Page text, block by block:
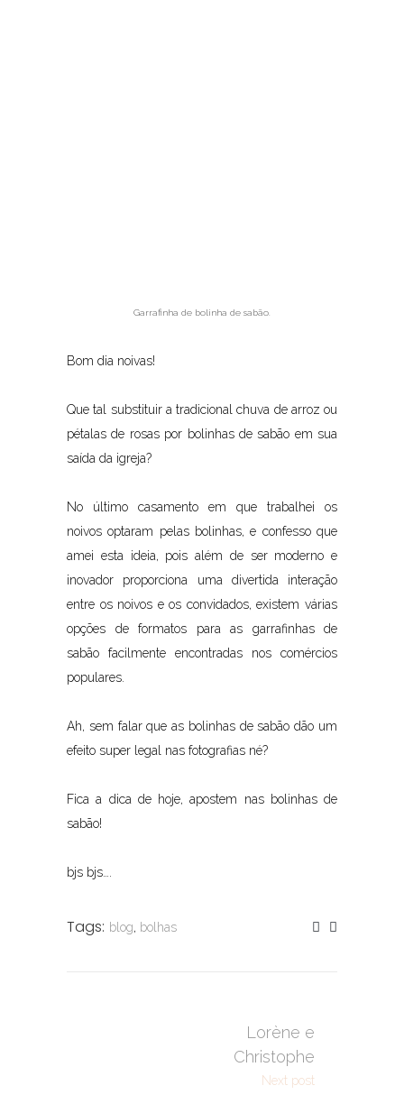
Garrafinha de bolinha de sabão.
Bom dia noivas!
Que tal substituir a tradicional chuva de arroz ou
pétalas de rosas por bolinhas de sabão em sua
saída da igreja?
No último casamento em que trabalhei os
noivos optaram pelas bolinhas, e confesso que
amei esta ideia, pois além de ser moderno e
inovador proporciona uma divertida interação
entre os noivos e os convidados, existem várias
opções de formatos para as garrafinhas de
sabão facilmente encontradas nos comércios
populares.
Ah, sem falar que as bolinhas de sabão dão um
efeito super legal nas fotografias né?
Fica a dica de hoje, apostem nas bolinhas de
sabão!
bjs bjs….
Tags: blog, bolhas
Lorène e
Christophe
Next post